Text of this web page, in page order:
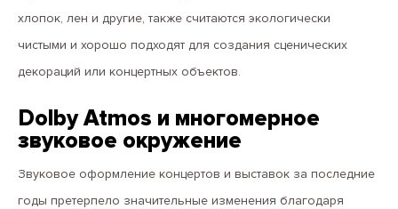
хлопок, лен и другие, также считаются экологически
чистыми и хорошо подходят для создания сценических
декораций или концертных объектов.
Dolby Atmos и многомерное
звуковое окружение
Звуковое оформление концертов и выставок за последние
годы претерпело значительные изменения благодаря